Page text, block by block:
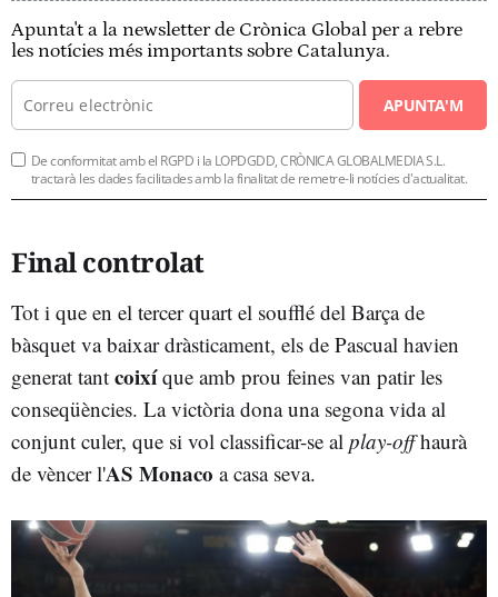
Apunta't a la newsletter de Crònica Global per a rebre
les notícies més importants sobre Catalunya.
APUNTA'M
De conformitat amb el RGPD i la LOPDGDD, CRÒNICA GLOBALMEDIA S.L.
tractarà les dades facilitades amb la finalitat de remetre-li notícies d'actualitat.
Final controlat
Tot i que en el tercer quart el soufflé del Barça de
bàsquet va baixar dràsticament, els de Pascual havien
generat tant coixíque amb prou feines van patir les
conseqüències. La victòria dona una segona vida al
conjunt culer, que si vol classificar-se al play-offhaurà
de vèncer l'AS Monaco a casa seva.